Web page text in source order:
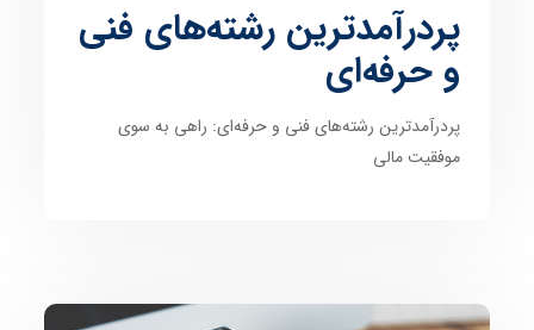
پردرآمدترین رشته‌های فنی
و حرفه‌ای
پردرآمدترین رشته‌های فنی و حرفه‌ای: راهی به سوی
موفقیت مالی